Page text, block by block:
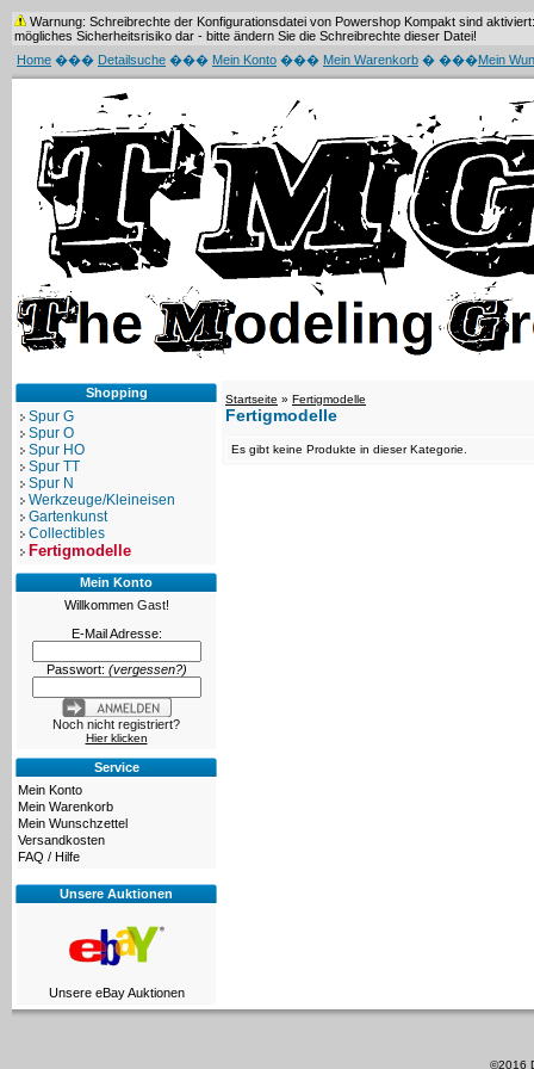
Warnung: Schreibrechte der Konfigurationsdatei von Powershop Kompakt sind
mögliches Sicherheitsrisiko dar - bitte ändern Sie die Schreibrechte dieser Datei!
Home ��� Detailsuche ��� Mein Konto ��� Mein Warenkorb � ���Mein
Shopping
Spur G
Spur O
Spur HO
Spur TT
Spur N
Werkzeuge/Kleineisen
Gartenkunst
Collectibles
Fertigmodelle
Mein Konto
Willkommen Gast!
E-Mail Adresse:
Passwort: (vergessen?)
Noch nicht registriert?
Hier klicken
Service
Mein Konto
Mein Warenkorb
Mein Wunschzettel
Versandkosten
FAQ / Hilfe
Unsere Auktionen
Unsere eBay Auktionen
Startseite » Fertigmodelle
Fertigmodelle
Es gibt keine Produkte in dieser Kategorie.
©2016